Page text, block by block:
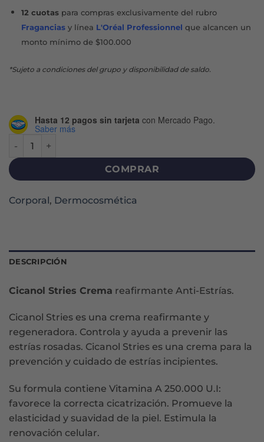
12 cuotaspara compras exclusivamente del rubro
Fraganciasy línea L'Oréal Professionnel que alcancen un
monto mínimo de $100.000
*Sujeto a condiciones del grupo y disponibilidad de saldo.
Hasta 12 pagos sin tarjeta con Mercado Pago.
Saber más
COMPRAR
Corporal, Dermocosmética
DESCRIPCIÓN
Cicanol Stries Crema reafirmante Anti-Estrías.
Cicanol Stries es una crema reafirmante y
regeneradora. Controla y ayuda a prevenir las
estrías rosadas. Cicanol Stries es una crema para la
prevención y cuidado de estrías incipientes.
Su formula contiene Vitamina A 250.000 U.I:
favorece la correcta cicatrización. Promueve la
elasticidad y suavidad de la piel. Estimula la
renovación celular.